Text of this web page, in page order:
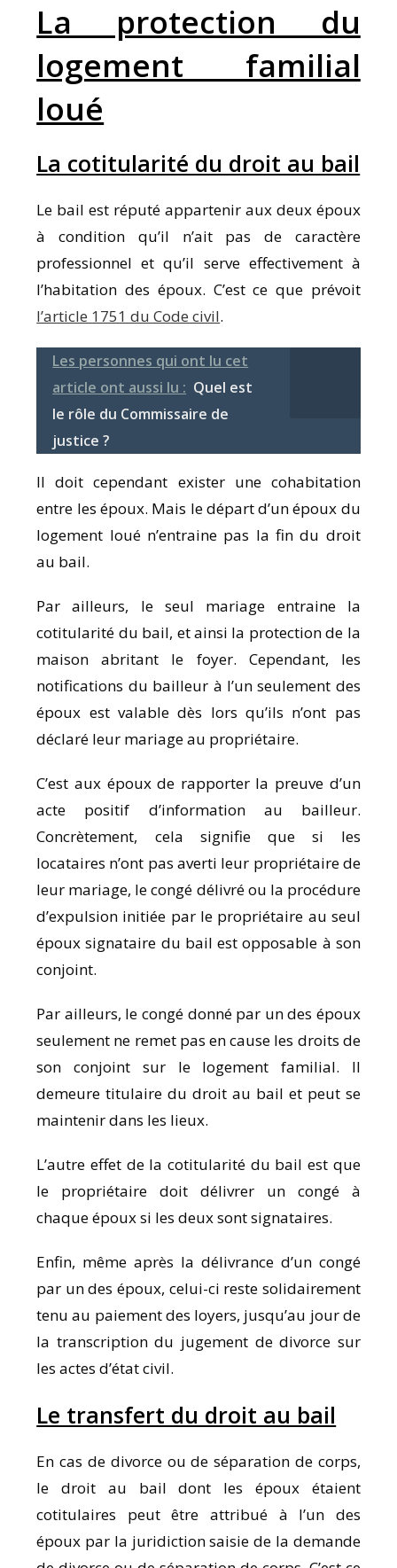
La protection du
logement familial
loué
La cotitularité du droit au bail
Le bail est réputé appartenir aux deux époux
à condition qu’il n’ait pas de caractère
professionnel et qu’il serve effectivement à
l’habitation des époux. C’est ce que prévoit
l’article 1751 du Code civil.
Les personnes qui ont lu cet
article ont aussi lu : Quel est
le rôle du Commissaire de
justice ?
Il doit cependant exister une cohabitation
entre les époux. Mais le départ d’un époux du
logement loué n’entraine pas la fin du droit
au bail.
Par ailleurs, le seul mariage entraine la
cotitularité du bail, et ainsi la protection de la
maison abritant le foyer. Cependant, les
notifications du bailleur à l’un seulement des
époux est valable dès lors qu’ils n’ont pas
déclaré leur mariage au propriétaire.
C’est aux époux de rapporter la preuve d’un
acte positif d’information au bailleur.
Concrètement, cela signifie que si les
locataires n’ont pas averti leur propriétaire de
leur mariage, le congé délivré ou la procédure
d’expulsion initiée par le propriétaire au seul
époux signataire du bail est opposable à son
conjoint.
Par ailleurs, le congé donné par un des époux
seulement ne remet pas en cause les droits de
son conjoint sur le logement familial. Il
demeure titulaire du droit au bail et peut se
maintenir dans les lieux.
L’autre effet de la cotitularité du bail est que
le propriétaire doit délivrer un congé à
chaque époux si les deux sont signataires.
Enfin, même après la délivrance d’un congé
par un des époux, celui-ci reste solidairement
tenu au paiement des loyers, jusqu’au jour de
la transcription du jugement de divorce sur
les actes d’état civil.
Le transfert du droit au bail
En cas de divorce ou de séparation de corps,
le droit au bail dont les époux étaient
cotitulaires peut être attribué à l’un des
époux par la juridiction saisie de la demande